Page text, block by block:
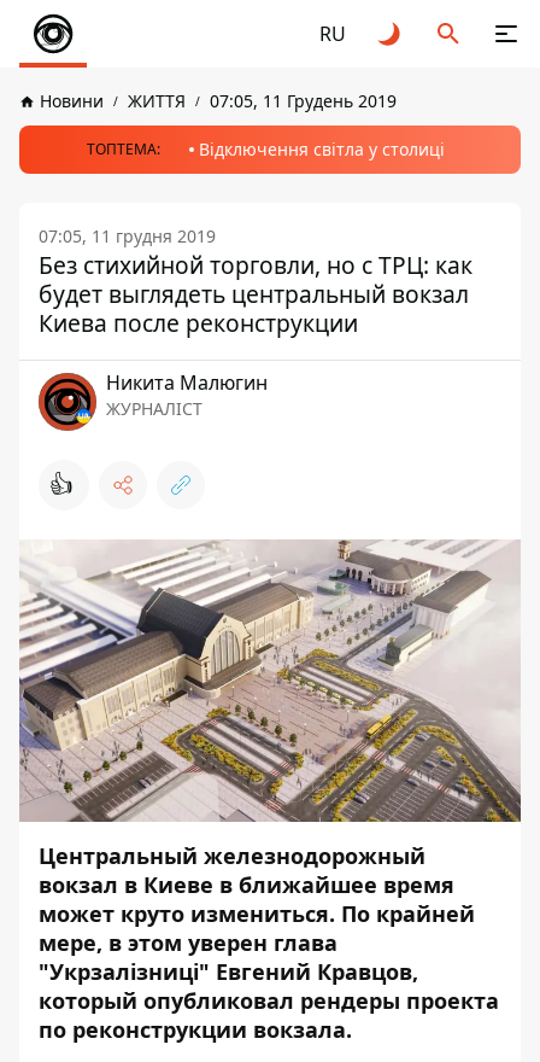
RU
Новини ЖИТТЯ 07:05, 11 Грудень 2019
ТОПТЕМА: Відключення світла у столиці
07:05, 11 грудня 2019
Без стихийной торговли, но с ТРЦ: как
будет выглядеть центральный вокзал
Киева после реконструкции
Никита Малюгин
ЖУРНАЛІСТ
👍
Центральный железнодорожный
вокзал в Киеве в ближайшее время
может круто измениться. По крайней
мере, в этом уверен глава
"Укрзалізниці" Евгений Кравцов,
который опубликовал рендеры проекта
по реконструкции вокзала.